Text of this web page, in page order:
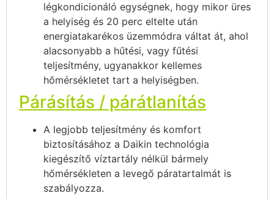
légkondicionáló egységnek, hogy mikor üres
a helyiség és 20 perc eltelte után
energiatakarékos üzemmódra váltat át, ahol
alacsonyabb a hűtési, vagy fűtési
teljesítmény, ugyanakkor kellemes
hőmérsékletet tart a helyiségben.
Párásítás / párátlanítás
A legjobb teljesítmény és komfort
biztosításához a Daikin technológia
kiegészítő víztartály nélkül bármely
hőmérsékleten a levegő páratartalmát is
szabályozza.